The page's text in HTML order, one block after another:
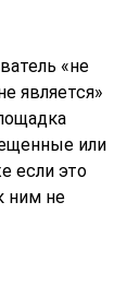
«не
является»
или
если это
ним не